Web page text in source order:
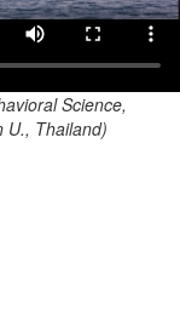
Science,
U., Thailand)